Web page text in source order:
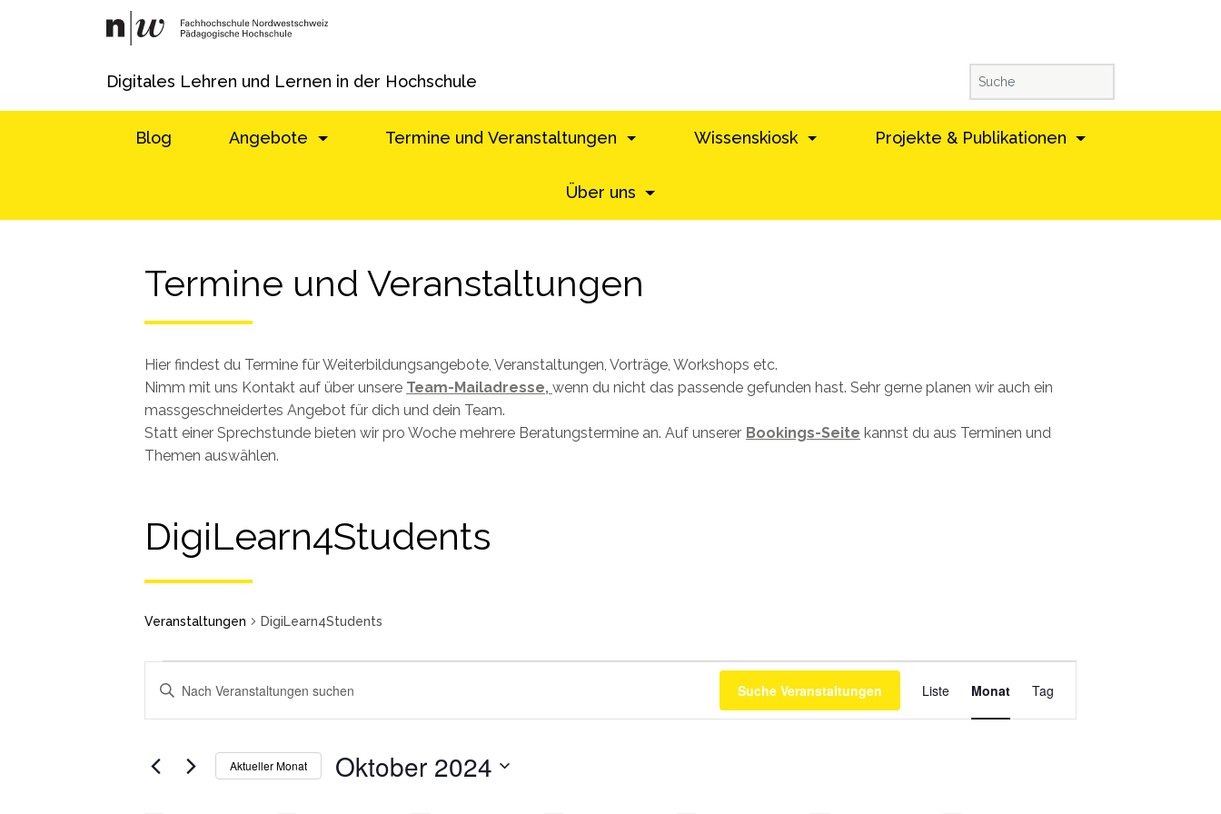
Digitales Lehren und Lernen in der Hochschule
Blog Angebote Termine und Veranstaltungen Wissenskiosk Projekte & Publikationen
Über uns
Termine und Veranstaltungen
Hier findest du Termine für Weiterbildungsangebote, Veranstaltungen, Vorträge, Workshops etc.
Nimm mit uns Kontakt auf über unsere Team-Mailadresse, wenn du nicht das passende gefunden hast. Sehr gerne planen wir auch ein
massgeschneidertes Angebot für dich und dein Team.
Statt einer Sprechstunde bieten wir pro Woche mehrere Beratungstermine an. Auf unserer Bookings-Seite kannst du aus Terminen und
Themen auswählen.
DigiLearn4Students
Veranstaltungen DigiLearn4Students
Veranstaltungen
Veranstaltungen
und
Ansichtennavigation
Schlüsselwort
Veranstaltungen
Suche Veranstaltungen
Ansichtennavigation
Liste Monat Tag
Aktueller Monat Oktober 2024